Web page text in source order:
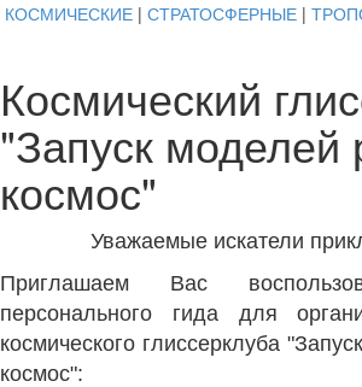
КОСМИЧЕСКИЕ | СТРАТОСФЕРНЫЕ |
Космический
"Запуск моделей
космос"
Уважаемые искатели
Приглашаем Вас
персонального гида для
космического глиссерклуба
космос":